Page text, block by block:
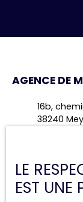
AGENCE DE
16b,
38240
LE
EST UNE